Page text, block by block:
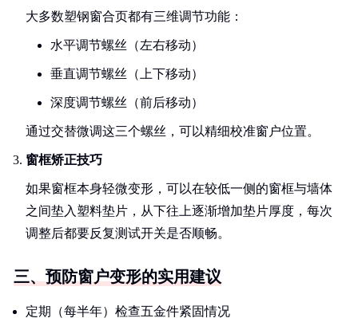
大多数塑钢窗合页都有三维调节功能：
水平调节螺丝（左右移动）
垂直调节螺丝（上下移动）
深度调节螺丝（前后移动）
通过交替微调这三个螺丝，可以精细校准窗户位置。
窗框矫正技巧
如果窗框本身轻微变形，可以在较低一侧的窗框与墙体
之间垫入塑料垫片，从下往上逐渐增加垫片厚度，每次
调整后都要反复测试开关是否顺畅。
三、预防窗户变形的实用建议
定期（每半年）检查五金件紧固情况